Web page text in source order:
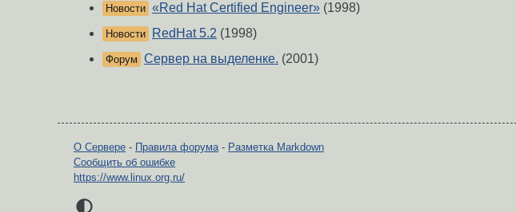
Новости «Red Hat Certified Engineer» (1998)
Новости RedHat 5.2 (1998)
Форум Сервер на выделенке. (2001)
О Сервере - Правила форума- Разметка Markdown
Сообщить об ошибке
https://www.linux.org.ru/